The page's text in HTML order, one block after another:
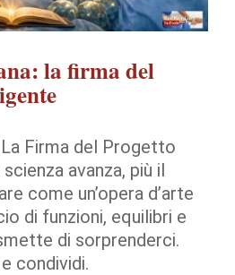
la firma del
Firma del Progetto
avanza, più il
come un’opera d’arte
di funzioni, equilibri e
di sorprenderci.
condividi.